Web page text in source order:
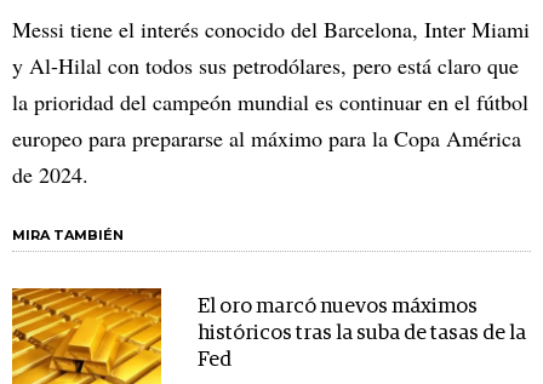
Messi tiene el interés conocido del Barcelona, Inter Miami
y Al-Hilal con todos sus petrodólares, pero está claro que
la prioridad del campeón mundial es continuar en el fútbol
europeo para prepararse al máximo para la Copa América
de 2024.
MIRA TAMBIÉN
El oro marcó nuevos máximos
históricos tras la suba de tasas de la
Fed